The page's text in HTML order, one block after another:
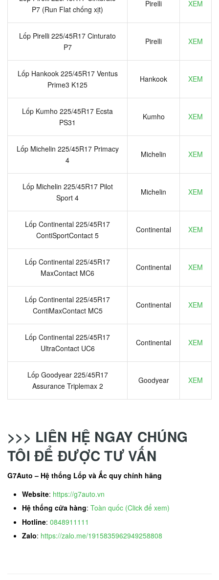
P7 (Run Flat chống xịt)
Pirelli XEM
Lốp Pirelli 225/45R17 Cinturato
P7
Pirelli XEM
Lốp Hankook 225/45R17 Ventus
Prime3 K125
Hankook XEM
Lốp Kumho 225/45R17 Ecsta
PS31
Kumho XEM
Lốp Michelin 225/45R17 Primacy
4
Michelin XEM
Lốp Michelin 225/45R17 Pilot
Sport 4
Michelin XEM
Lốp Continental 225/45R17
ContiSportContact 5
Continental XEM
Lốp Continental 225/45R17
MaxContact MC6
Continental XEM
Lốp Continental 225/45R17
ContiMaxContact MC5
Continental XEM
Lốp Continental 225/45R17
UltraContact UC6
Continental XEM
Lốp Goodyear 225/45R17
Assurance Triplemax 2
Goodyear XEM
>>> LIÊN HỆ NGAY CHÚNG
TÔI ĐỂ ĐƯỢC TƯ VẤN
G7Auto – Hệ thống Lốp và Ắc quy chính hãng
Website: https://g7auto.vn
Hệ thống cửa hàng: Toàn quốc (Click để xem)
Hotline: 0848911111
Zalo: https://zalo.me/1915835962949258808